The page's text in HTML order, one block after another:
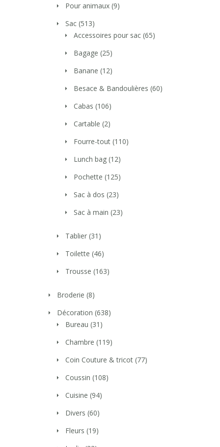
Pour animaux (9)
Sac (513)
Accessoires pour sac (65)
Bagage (25)
Banane (12)
Besace & Bandoulières (60)
Cabas (106)
Cartable (2)
Fourre-tout (110)
Lunch bag (12)
Pochette (125)
Sac à dos (23)
Sac à main (23)
Tablier (31)
Toilette (46)
Trousse (163)
Broderie (8)
Décoration (638)
Bureau (31)
Chambre (119)
Coin Couture & tricot (77)
Coussin (108)
Cuisine (94)
Divers (60)
Fleurs (19)